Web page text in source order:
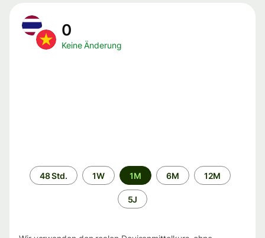
0
Keine Änderung
Zeitraum
48 Std. 1W 1M 6M 12M
5J